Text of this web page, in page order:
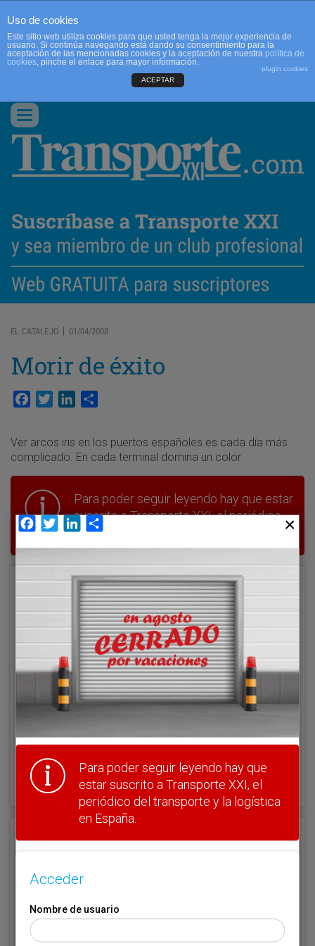
CONTACTO
Conmutar
navegación
EL CATALEJO | 01/04/2008
Morir de éxito
Facebook
TwitterLinkedIn
Ver arcos iris en los puertos españoles es cada día más
complicado. En cada terminal domina un color
Para poder seguir leyendo hay que estar
suscrito a Transporte XXI, el periódico
del transporte y la logística en España.
Acceder
Nombre de usuario
Clave
¿Olvidó su clave?
Haga clic aquí para recuperarla.
Registrarse
Nombre de usuario (elija un nombre)
Email
Uso de cookies
Este sitio web utiliza cookies para que usted tenga la mejor experiencia de
usuario. Si continúa navegando está dando su consentimiento para la
aceptación de las mencionadas cookies y la aceptación de nuestra política de
cookies, pinche el enlace para mayor información.
plugin cookies
ACEPTAR
Facebook
TwitterLinkedIn
Para poder seguir leyendo hay que
estar suscrito a Transporte XXI, el
periódico del transporte y la logística
en España.
Acceder
Nombre de usuario